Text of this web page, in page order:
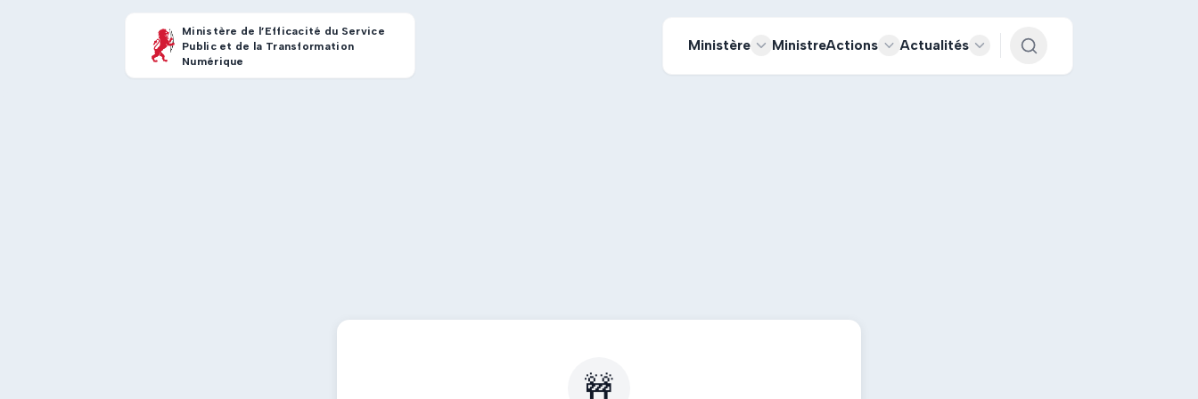
Ministère de l’Efficacité du Service
Public et de la Transformation
Numérique
Ministère MinistreActions Actualités
🚧